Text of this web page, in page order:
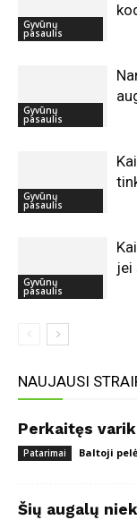
Gyvūnų
pasaulis
Gyvūnų
pasaulis
Gyvūnų
pasaulis
Gyvūnų
pasaulis
jei
NAUJAUSI
Perkaitęs
Patarimai Baltoji
Šių augalų